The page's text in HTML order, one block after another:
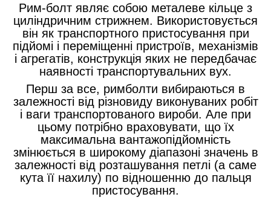
Рим-болт являє собою металеве кільце з
циліндричним стрижнем. Використовується
він як транспортного пристосування при
підйомі і переміщенні пристроїв, механізмів
і агрегатів, конструкція яких не передбачає
наявності транспортувальних вух.
Перш за все, римболти вибираються в
залежності від різновиду виконуваних робіт
і ваги транспортованого вироби. Але при
цьому потрібно враховувати, що їх
максимальна вантажопідйомність
змінюється в широкому діапазоні значень в
залежності від розташування петлі (а саме
кута її нахилу) по відношенню до пальця
пристосування.